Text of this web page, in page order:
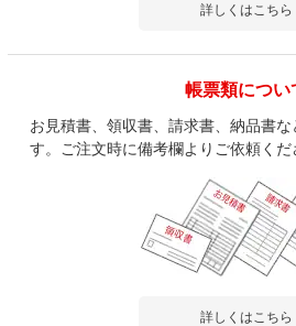
詳しくはこちら
帳票類につい
お見積書、領収書、請求書、納品書
す。ご注文時に備考欄よりご依頼くだ
詳しくはこちら